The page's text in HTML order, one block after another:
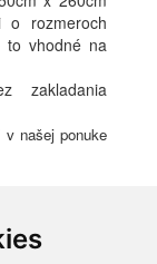
o rozmeroch
vhodné na
zakladania
našej ponuke